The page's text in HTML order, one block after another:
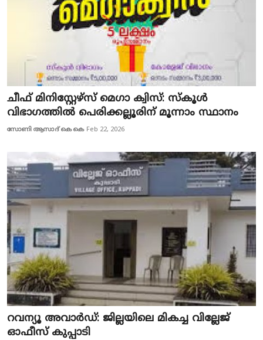
ചീഫ് മിനിസ്റ്റേഴ്‌സ് മെഗാ ക്വിസ്: സ്‌കൂള്‍
വിഭാഗത്തില്‍ പെരിക്കല്ലൂരിന് മൂന്നാം സ്ഥാനം
സോണി ആസാദ് കെ കെ Feb 22, 2026
റവന്യൂ അവാര്‍ഡ്: ജില്ലയിലെ മികച്ച വില്ലേജ്
ഓഫീസ് കുപ്പാടി